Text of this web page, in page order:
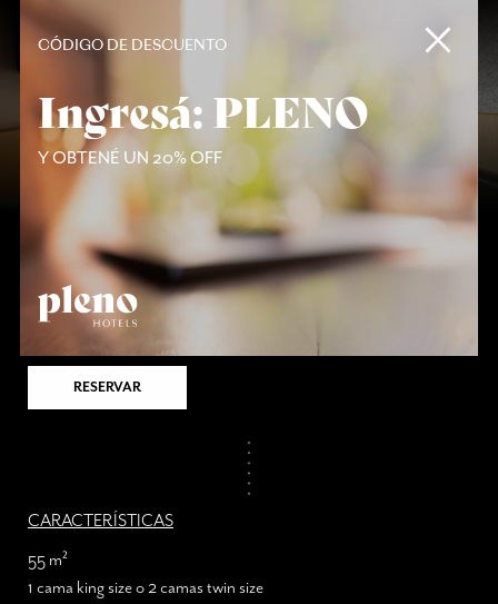
LLEGADA SALIDA
ADULTOS NIÑOS
CÓDIGO DE DESCUENTO
RESERVAR
CARACTERÍSTICAS
55 m²
1 cama king size o 2 camas twin size
CÓDIGO DE DESCUENTO
Ingresá: PLENO
Y OBTENÉ UN 20% OFF